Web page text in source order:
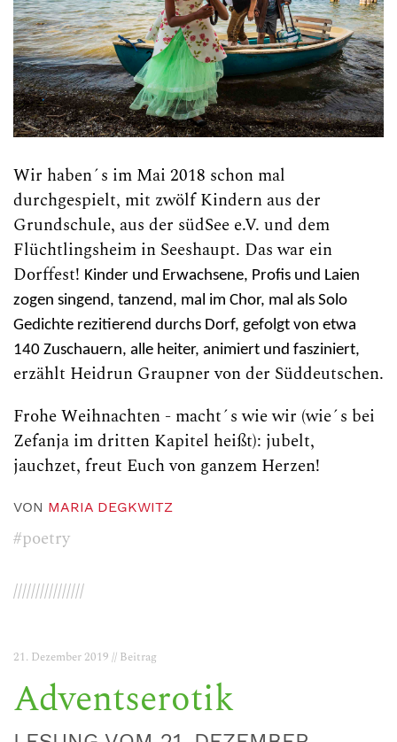
Wir haben´s im Mai 2018 schon mal
durchgespielt, mit zwölf Kindern aus der
Grundschule, aus der südSee e.V. und dem
Flüchtlingsheim in Seeshaupt. Das war ein
Dorffest! Kinder und Erwachsene, Profis und Laien
zogen singend, tanzend, mal im Chor, mal als Solo
Gedichte rezitierend durchs Dorf, gefolgt von etwa
140 Zuschauern, alle heiter, animiert und fasziniert,
erzählt Heidrun Graupner von der Süddeutschen.
Frohe Weihnachten - macht´s wie wir (wie´s bei
Zefanja im dritten Kapitel heißt): jubelt,
jauchzet, freut Euch von ganzem Herzen!
VON MARIA DEGKWITZ
#poetry
////////////////
21. Dezember 2019 // Beitrag
Adventserotik